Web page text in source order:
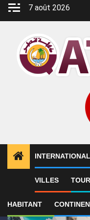
Aller
7 août 2026
INTERNATIONAL
VILLES
HABITANT
ALERTES INFO